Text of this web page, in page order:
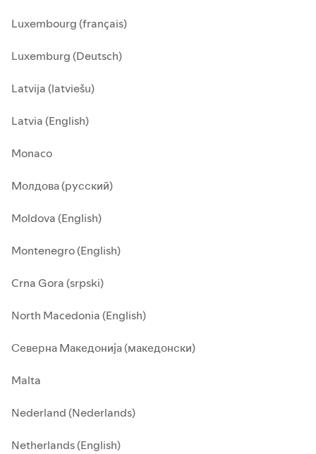
Luxembourg (français)
Luxemburg (Deutsch)
Latvija (latviešu)
Latvia (English)
Monaco
Молдова (русский)
Moldova (English)
Montenegro (English)
Crna Gora (srpski)
North Macedonia (English)
Северна Македонија (македонски)
Malta
Nederland (Nederlands)
Netherlands (English)